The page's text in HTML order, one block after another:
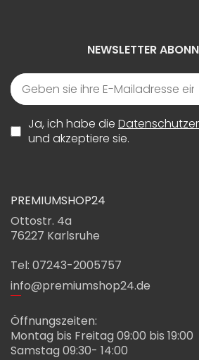
NEWSLETTER
Ja, ich habe die
und akzeptiere sie.
PREMIUMSHOP24
Ottostr. 4a
76227 Karlsruhe
Tel: 07243-2005757
info@premiumshop24.de
Öffnungszeiten:
Montag bis Freitag 09:00 bis 19:00
Samstag 09:30- 14:00